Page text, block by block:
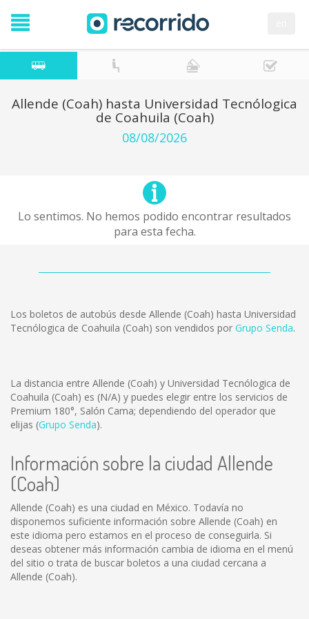
Allende (Coah) hasta Universidad Tecnólogica
de Coahuila (Coah)
08/08/2026
Lo sentimos. No hemos podido encontrar resultados
para esta fecha.
Los boletos de autobús desde Allende (Coah) hasta Universidad
Tecnólogica de Coahuila (Coah) son vendidos por Grupo Senda.
La distancia entre Allende (Coah) y Universidad Tecnólogica de
Coahuila (Coah) es (N/A) y puedes elegir entre los servicios de
Premium 180°, Salón Cama; dependiendo del operador que
elijas (Grupo Senda).
Información sobre la ciudad Allende
(Coah)
Allende (Coah) es una ciudad en México. Todavía no
disponemos suficiente información sobre Allende (Coah) en
este idioma pero estamos en el proceso de conseguirla. Si
deseas obtener más información cambia de idioma en el menú
del sitio o trata de buscar boletos a una ciudad cercana a
Allende (Coah).